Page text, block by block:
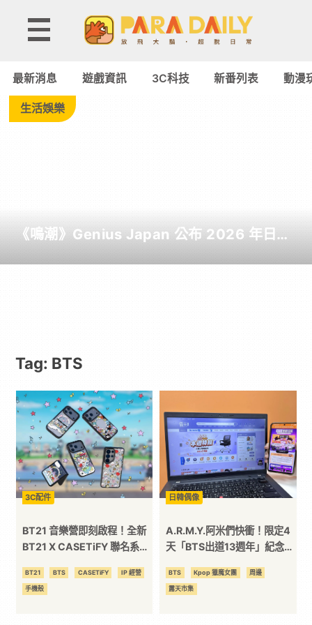
Tag:
-
遊
戲
漫
二
次
元
｜
3C
最新消息 遊戲資訊 3C科技 新番列表 動漫
生活娛樂
《鳴潮》Genius Japan 公布 2026 年日本
Tag: BTS
3C配件
BT21 音樂營即刻啟程！全新
BT21 X CASETiFY 聯名系列
SHOOKY 等超萌角色邁向宇
宙巨星之路
BT21 BTS CASETiFY IP 經營
手機殼
日韓偶像
A.R.M.Y.阿米們快衝！限定4
天「BTS出道13週年」紀念應
首頁同步登場
BTS Kpop 獵魔女團 周邊
露天市集